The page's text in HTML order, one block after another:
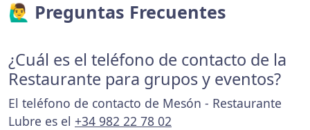
🙋‍♂️ Preguntas Frecuentes
¿Cuál es el teléfono de contacto de la
Restaurante para grupos y eventos?
El teléfono de contacto de Mesón - Restaurante
Lubre es el +34 982 22 78 02